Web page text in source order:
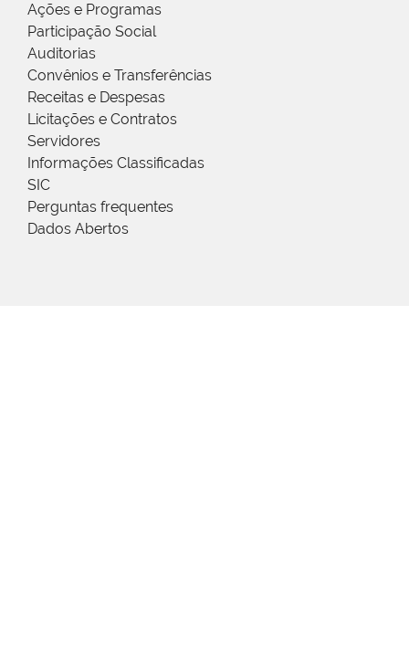
Ações e Programas
Participação Social
Auditorias
Convênios e Transferências
Receitas e Despesas
Licitações e Contratos
Servidores
Informações Classificadas
SIC
Perguntas frequentes
Dados Abertos